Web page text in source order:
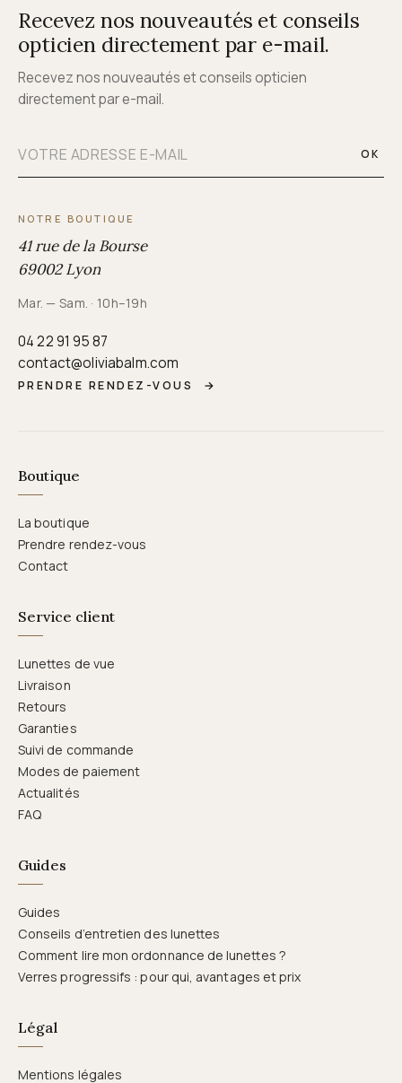
Recevez nos nouveautés et conseils
opticien directement par e-mail.
Recevez nos nouveautés et conseils opticien
directement par e-mail.
OK
NOTRE BOUTIQUE
41 rue de la Bourse
69002 Lyon
Mar. — Sam. · 10h–19h
04 22 91 95 87
contact@oliviabalm.com
PRENDRE RENDEZ-VOUS →
Boutique
La boutique
Prendre rendez-vous
Contact
Service client
Lunettes de vue
Livraison
Retours
Garanties
Suivi de commande
Modes de paiement
Actualités
FAQ
Guides
Guides
Conseils d’entretien des lunettes
Comment lire mon ordonnance de lunettes ?
Verres progressifs : pour qui, avantages et prix
Légal
Mentions légales